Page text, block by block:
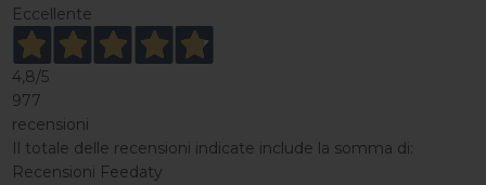
Eccellente
4,8/5
977
recensioni
Il totale delle recensioni indicate include la somma di:
Recensioni Feedaty